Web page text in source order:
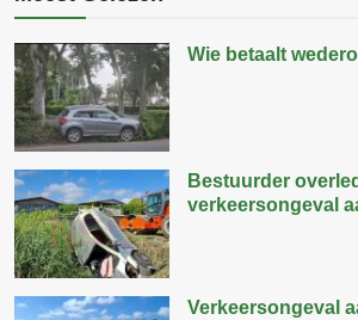
Wie betaalt
Bestuurder
verkeersongeval
Verkeersongeval